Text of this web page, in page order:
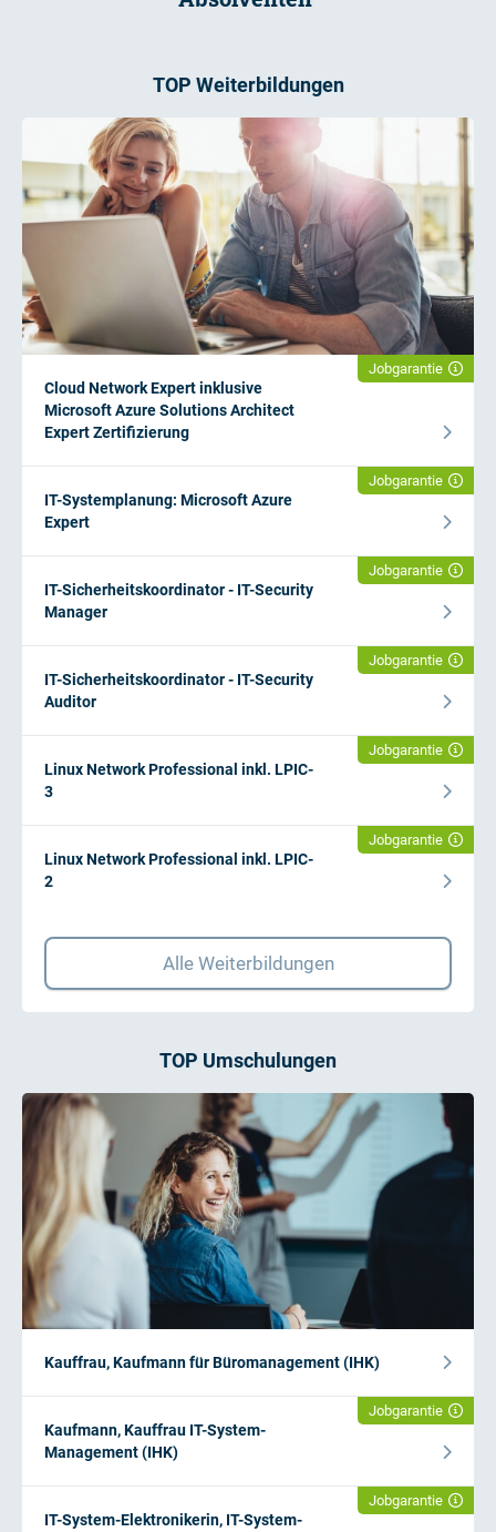
TOP Weiterbildungen
Jobgarantie
Cloud Network Expert inklusive
Microsoft Azure Solutions Architect
Expert Zertifizierung
Jobgarantie
IT-Systemplanung: Microsoft Azure
Expert
Jobgarantie
IT-Sicherheitskoordinator - IT-Security
Manager
Jobgarantie
IT-Sicherheitskoordinator - IT-Security
Auditor
Jobgarantie
Linux Network Professional inkl. LPIC-
3
Jobgarantie
Linux Network Professional inkl. LPIC-
2
Alle Weiterbildungen
TOP Umschulungen
Kauffrau, Kaufmann für Büromanagement (IHK)
Jobgarantie
Kaufmann, Kauffrau IT-System-
Management (IHK)
Jobgarantie
IT-System-Elektronikerin, IT-System-